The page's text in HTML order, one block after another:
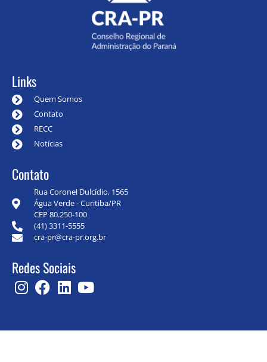
Links
Quem Somos
Contato
RECC
Notícias
Contato
Rua Coronel Dulcídio, 1565
Água Verde - Curitiba/PR
CEP 80.250-100
(41) 3311-5555
cra-pr@cra-pr.org.br
Redes Sociais